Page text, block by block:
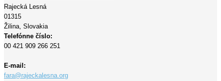
Rajecká Lesná
01315
Žilina, Slovakia
Telefónne číslo:
00 421 909 266 251
E-mail:
fara@rajeckalesna.org